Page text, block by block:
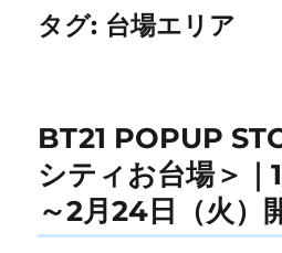
タグ: 台場エリア
BT21 POPUP
シティお台場＞｜
～2月24日（火）